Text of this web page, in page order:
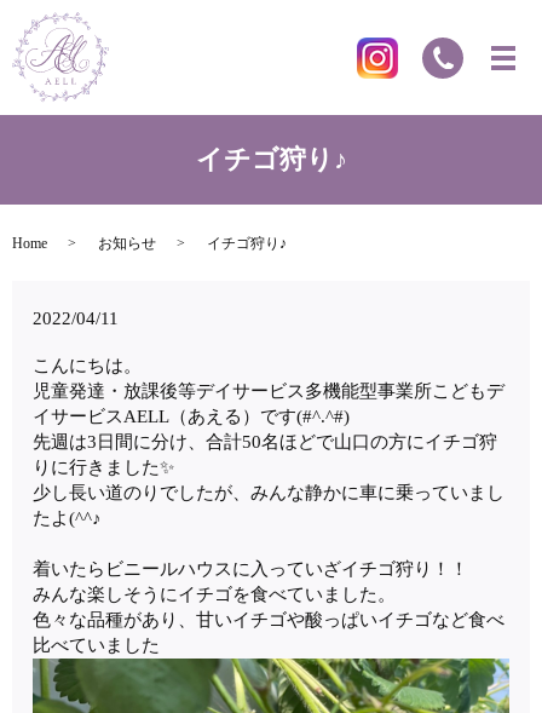
イチゴ狩り♪
Home お知らせ イチゴ狩り♪
2022/04/11
こんにちは。
児童発達・放課後等デイサービス多機能型事業所こどもデ
イサービスAELL（あえる）です(#^.^#)
先週は3日間に分け、合計50名ほどで山口の方にイチゴ狩
りに行きました✨
少し長い道のりでしたが、みんな静かに車に乗っていまし
たよ(^^♪
着いたらビニールハウスに入っていざイチゴ狩り！！
みんな楽しそうにイチゴを食べていました。
色々な品種があり、甘いイチゴや酸っぱいイチゴなど食べ
比べていました